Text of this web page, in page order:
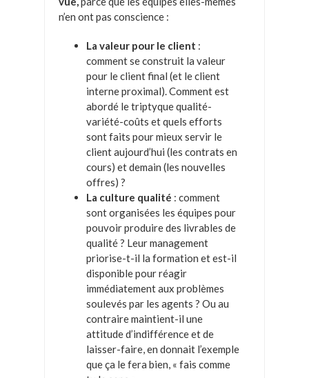
n’en ont pas conscience :
La valeur pour le client :
comment se construit la valeur
pour le client final (et le client
interne proximal). Comment est
abordé le triptyque qualité-
variété-coûts et quels efforts
sont faits pour mieux servir le
client aujourd’hui (les contrats en
cours) et demain (les nouvelles
offres) ?
La culture qualité : comment
sont organisées les équipes pour
pouvoir produire des livrables de
qualité ? Leur management
priorise-t-il la formation et est-il
disponible pour réagir
immédiatement aux problèmes
soulevés par les agents ? Ou au
contraire maintient-il une
attitude d’indifférence et de
laisser-faire, en donnait l’exemple
que ça le fera bien, « fais comme